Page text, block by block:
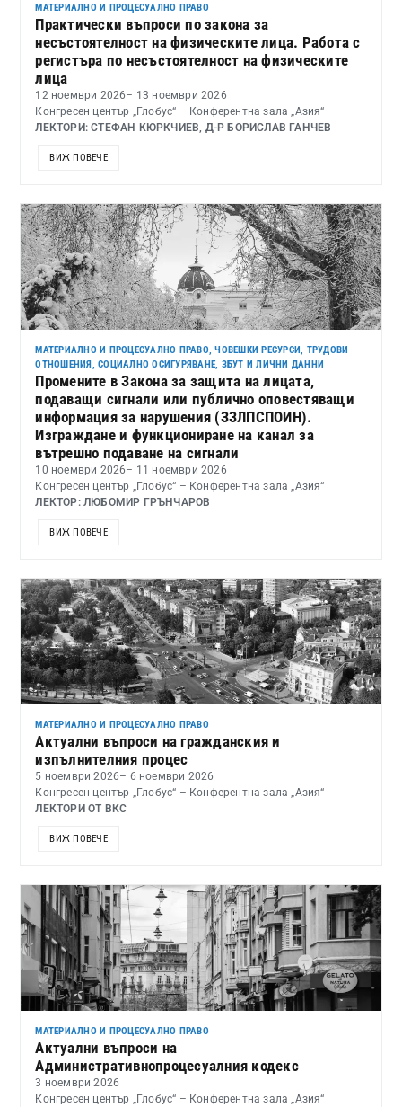
МАТЕРИАЛНО И ПРОЦЕСУАЛНО ПРАВО
Практически въпроси по закона за
несъстоятелност на физическите лица. Работа с
регистъра по несъстоятелност на физическите
лица
12 ноември 2026– 13 ноември 2026
Конгресен център „Глобус“ – Конферентна зала „Азия“
ЛЕКТОРИ: СТЕФАН КЮРКЧИЕВ, Д-Р БОРИСЛАВ ГАНЧЕВ
ВИЖ ПОВЕЧЕ
МАТЕРИАЛНО И ПРОЦЕСУАЛНО ПРАВО,ЧОВЕШКИ РЕСУРСИ, ТРУДОВИ
ОТНОШЕНИЯ, СОЦИАЛНО ОСИГУРЯВАНЕ, ЗБУТ И ЛИЧНИ ДАННИ
Промените в Закона за защита на лицата,
подаващи сигнали или публично оповестяващи
информация за нарушения (ЗЗЛПСПОИН).
Изграждане и функциониране на канал за
вътрешно подаване на сигнали
10 ноември 2026– 11 ноември 2026
Конгресен център „Глобус“ – Конферентна зала „Азия“
ЛЕКТОР: ЛЮБОМИР ГРЪНЧАРОВ
ВИЖ ПОВЕЧЕ
МАТЕРИАЛНО И ПРОЦЕСУАЛНО ПРАВО
Актуални въпроси на гражданския и
изпълнителния процес
5 ноември 2026– 6 ноември 2026
Конгресен център „Глобус“ – Конферентна зала „Азия“
ЛЕКТОРИ ОТ ВКС
ВИЖ ПОВЕЧЕ
МАТЕРИАЛНО И ПРОЦЕСУАЛНО ПРАВО
Актуални въпроси на
Административнопроцесуалния кодекс
3 ноември 2026
Конгресен център „Глобус“ – Конферентна зала „Азия“